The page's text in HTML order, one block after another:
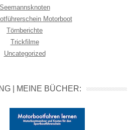
Seemannsknoten
Motorboot
Törnberichte
Trickfilme
Uncategorized
| MEINE BÜCHER: